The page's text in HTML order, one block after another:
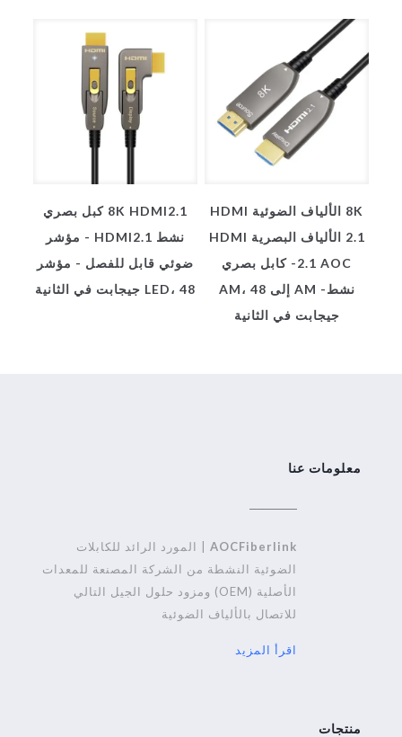
8K الألياف الضوئية HDMI
2.1 الألياف البصرية HDMI
2.1 AOC- كابل بصري
نشط- AM إلى AM، 48
جيجابت في الثانية
8K HDMI2.1 كبل بصري
نشط HDMI2.1 - مؤشر
ضوئي قابل للفصل - مؤشر
LED، 48 جيجابت في الثانية
معلومات عنا
AOCFiberlink| المورد الرائد للكابلات
الضوئية النشطة من الشركة المصنعة للمعدات
الأصلية (OEM) ومزود حلول الجيل التالي
للاتصال بالألياف الضوئية
اقرأ المزيد
منتجات